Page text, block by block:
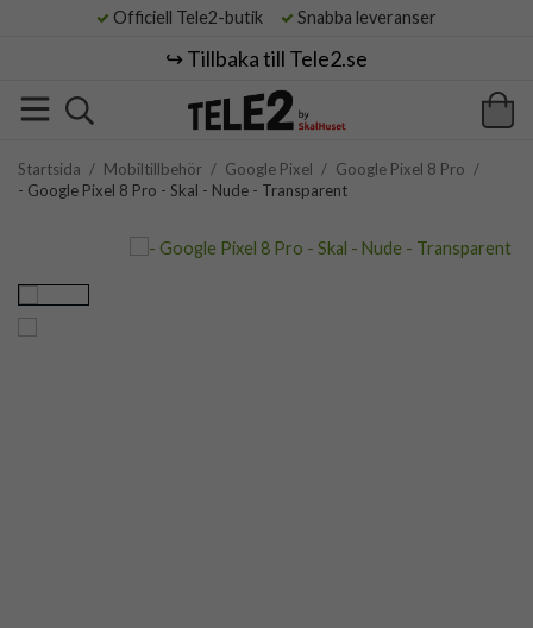
Officiell Tele2-butik Snabba leveranser
↪️ Tillbaka till Tele2.se
Startsida / Mobiltillbehör / Google Pixel / Google Pixel 8 Pro /
- Google Pixel 8 Pro - Skal - Nude - Transparent